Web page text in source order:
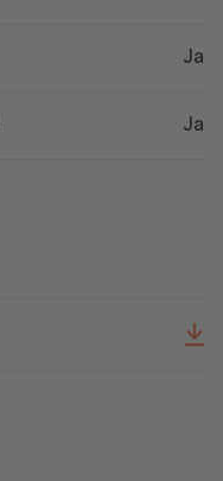
Ja
Ja